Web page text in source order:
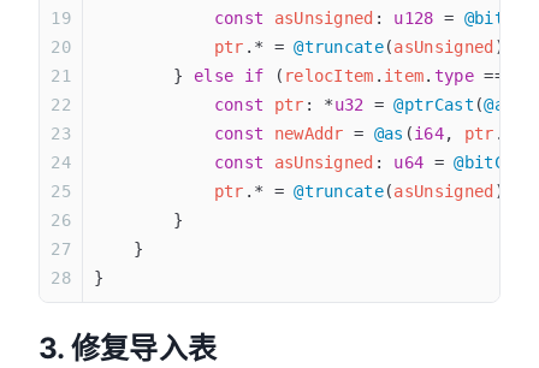
            const
asUnsigned : u128 =
            ptr
.* = @truncate(asUnsigned );
        }
else if ( relocItem . item. type ==
            const
ptr : *u32 = @ptrCast (
            const
newAddr = @as (i64, ptr .*)
            const
asUnsigned : u64 = @bitCast
            ptr
.* = @truncate(asUnsigned );
        }
    }
}
3. 修复导入表